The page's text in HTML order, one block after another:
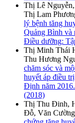
Thị Lê
Thị Lam
lý bệnh tăng
Quảng Bình và
Điều dưỡng:
Thị Minh Thái
Thu Hương
chăm sóc và
huyết áp điều
Định năm 2016.
(2018)
Thị Thu Đinh,
Đỗ, Văn